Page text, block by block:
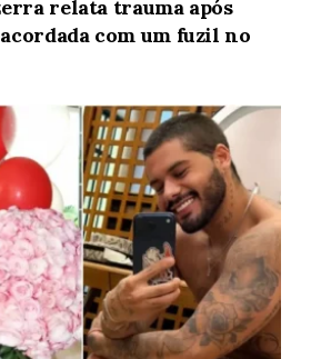
relata trauma após
com um fuzil no